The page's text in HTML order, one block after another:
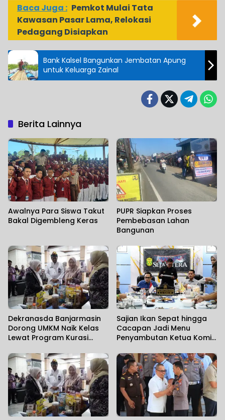
Baca Juga : Pemkot Mulai Tata
Kawasan Pasar Lama, Relokasi
Pedagang Disiapkan
Bank Kalsel Bangunkan Jembatan Apung
untuk Keluarga Zainal
Berita Lainnya
Awalnya Para Siswa Takut
Bakal Digembleng Keras
PUPR Siapkan Proses
Pembebasan Lahan
Bangunan
Dekranasda Banjarmasin
Dorong UMKM Naik Kelas
Lewat Program Kurasi
Sajian Ikan Sepat hingga
Cacapan Jadi Menu
Penyambutan Ketua Komisi